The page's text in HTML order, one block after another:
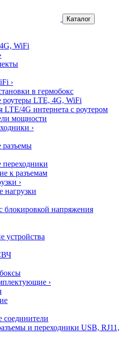
Каталог
WiFi
›
›
в гермобокс
LTE, 4G, WiFi
LTE/4G интернета с роутером
мощности
›
разъемы
к разъемам
›
нагрузки
блокировкой напряжения
устройства
›
соединители
и переходники USB, RJ11,